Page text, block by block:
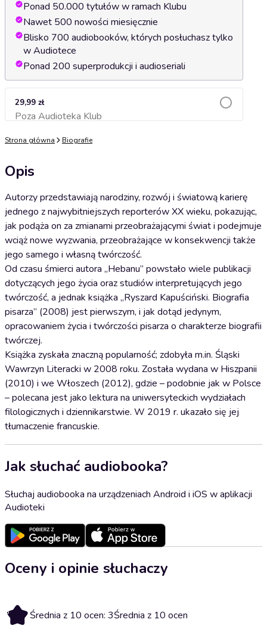
Ponad 50.000 tytułów w ramach Klubu
Nawet 500 nowości miesięcznie
Blisko 700 audiobooków, których posłuchasz tylko
w Audiotece
Ponad 200 superprodukcji i audioseriali
29,99 zł
Poza Audioteka KlubDodaj do koszyka
Strona główna Biografie
Opis
Autorzy przedstawiają narodziny, rozwój i światową karierę
jednego z najwybitniejszych reporterów XX wieku, pokazując,
jak podąża on za zmianami przeobrażającymi świat i podejmuje
wciąż nowe wyzwania, przeobrażające w konsekwencji także
jego samego i własną twórczość.
Od czasu śmierci autora „Hebanu” powstało wiele publikacji
dotyczących jego życia oraz studiów interpretujących jego
twórczość, a jednak książka „Ryszard Kapuściński. Biografia
pisarza” (2008) jest pierwszym, i jak dotąd jedynym,
opracowaniem życia i twórczości pisarza o charakterze biografii
twórczej.
Książka zyskała znaczną popularność; zdobyła m.in. Śląski
Wawrzyn Literacki w 2008 roku. Została wydana w Hiszpanii
(2010) i we Włoszech (2012), gdzie – podobnie jak w Polsce
– polecana jest jako lektura na uniwersyteckich wydziałach
filologicznych i dziennikarstwie. W 2019 r. ukazało się jej
tłumaczenie francuskie.
Jak słuchać audiobooka?
Słuchaj audiobooka na urządzeniach Android i iOS w aplikacji
Audioteki
Oceny i opinie słuchaczy
3 Średnia z 10 ocen: 3Średnia z 10 ocen